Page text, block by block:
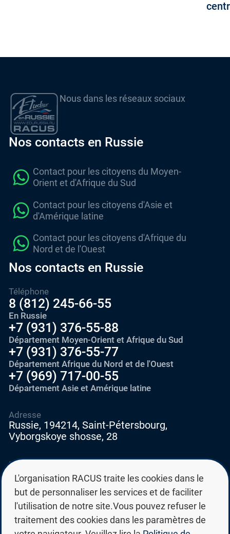
Nous dans les réseaux sociaux
Nos contacts en Russie
Contact pour les citoyens du Moyen-
Orient et d'Afrique du Sud
Contact pour les citoyens d'Asie et
d'Amérique latine
Contact pour les citoyens d'Afrique du
Nord et de l'Ouest
Nos contacts en Russie
Téléphone
8 (812) 245-66-55
En Russie
+7 (931) 376-55-88
Département Moyen-Orient et Afrique du Sud
+7 (931) 376-55-77
Département Afrique du Nord et de l'Ouest
+7 (969) 717-00-55
Département Asie et Amérique latine
E-mail
education@edurussia.org
edurussia@racus.ru
Adresse
Russie, 194214, Saint-Pétersbourg,
Vyborgskoye shosse, 28
L'organisation RACUS traite les cookies dans le
but de personnaliser les services et de faciliter
l'utilisation de notre site.Vous pouvez refuser le
traitement des cookies dans les paramètres de